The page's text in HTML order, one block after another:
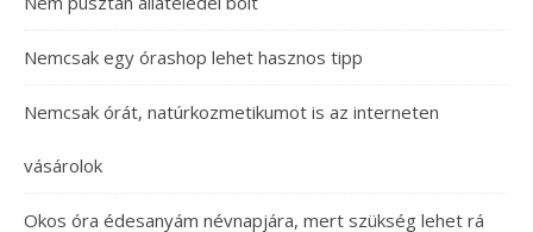
Nemcsak egy órashop lehet hasznos tipp
Nemcsak órát, natúrkozmetikumot is az interneten
vásárolok
Okos óra édesanyám névnapjára, mert szükség lehet rá